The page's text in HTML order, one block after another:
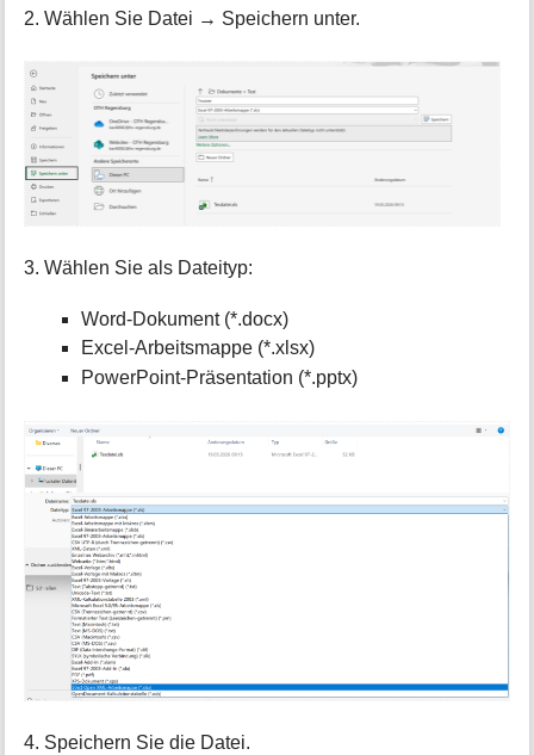
2. Wählen Sie Datei → Speichern unter.
3. Wählen Sie als Dateityp:
Word-Dokument (*.docx)
Excel-Arbeitsmappe (*.xlsx)
PowerPoint-Präsentation (*.pptx)
4. Speichern Sie die Datei.